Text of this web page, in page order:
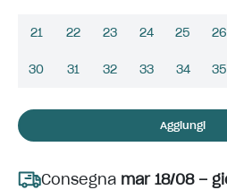
21 22 23 24 25 26
30 31 32 33 34 35
Aggiungi
Consegna mar 18/08 –